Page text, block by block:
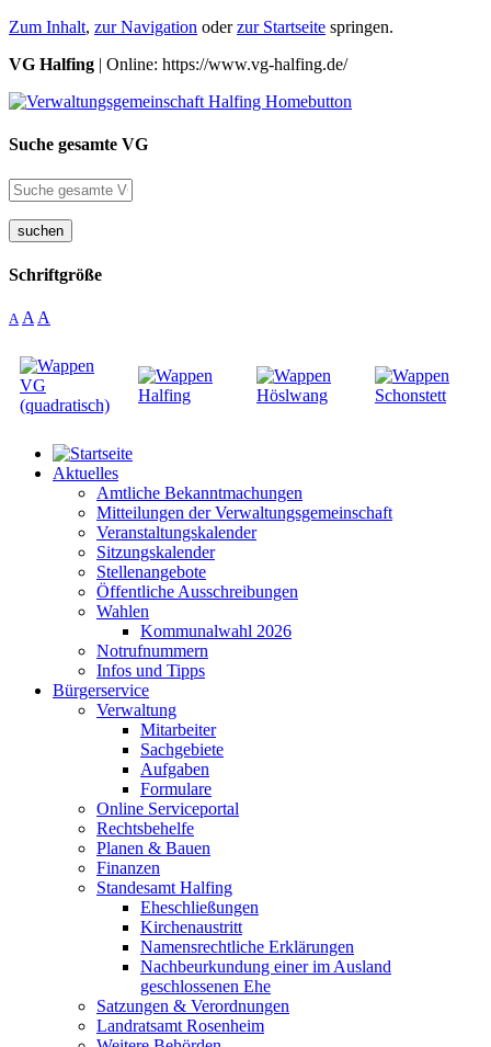
Zum Inhalt, zur Navigation oderzur Startseite springen.
VG Halfing | Online: https://www.vg-halfing.de/
Suche gesamte VG
suchen
Schriftgröße
A A A
Aktuelles
Amtliche Bekanntmachungen
Mitteilungen der Verwaltungsgemeinschaft
Veranstaltungskalender
Sitzungskalender
Stellenangebote
Öffentliche Ausschreibungen
Wahlen
Kommunalwahl 2026
Notrufnummern
Infos und Tipps
Bürgerservice
Verwaltung
Mitarbeiter
Sachgebiete
Aufgaben
Formulare
Online Serviceportal
Rechtsbehelfe
Planen & Bauen
Finanzen
Standesamt Halfing
Eheschließungen
Kirchenaustritt
Namensrechtliche Erklärungen
Nachbeurkundung einer im Ausland
geschlossenen Ehe
Satzungen & Verordnungen
Landratsamt Rosenheim